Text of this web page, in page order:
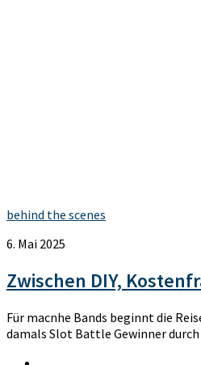
behind the scenes
6. Mai 2025
Zwischen DIY,
Für macnhe Bands beginnt die
damals Slot Battle Gewinner durch